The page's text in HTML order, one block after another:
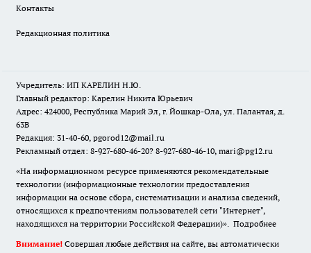
Контакты
Редакционная политика
Учредитель: ИП КАРЕЛИН Н.Ю.
Главный редактор: Карелин Никита Юрьевич
Адрес: 424000, Республика Марий Эл, г. Йошкар-Ола, ул. Палантая, д.
63В
Редакция: 31-40-60, pgorod12@mail.ru
Рекламный отдел: 8-927-680-46-20? 8-927-680-46-10, mari@pg12.ru
«На информационном ресурсе применяются рекомендательные
технологии (информационные технологии предоставления
информации на основе сбора, систематизации и анализа сведений,
относящихся к предпочтениям пользователей сети "Интернет",
находящихся на территории Российской Федерации)». Подробнее
Внимание! Совершая любые действия на сайте, вы автоматически